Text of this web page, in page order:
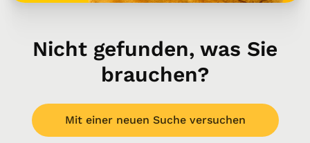
Nicht gefunden, was Sie
brauchen?
Mit einer neuen Suche versuchen